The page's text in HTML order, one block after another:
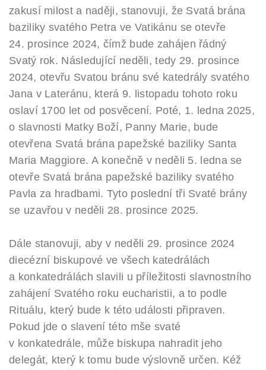
zakusí milost a naději, stanovuji, že Svatá brána
baziliky svatého Petra ve Vatikánu se otevře
24. prosince 2024, čímž bude zahájen řádný
Svatý rok. Následující neděli, tedy 29. prosince
2024, otevřu Svatou bránu své katedrály svatého
Jana v Lateránu, která 9. listopadu tohoto roku
oslaví 1700 let od posvěcení. Poté, 1. ledna 2025,
o slavnosti Matky Boží, Panny Marie, bude
otevřena Svatá brána papežské baziliky Santa
Maria Maggiore. A konečně v neděli 5. ledna se
otevře Svatá brána papežské baziliky svatého
Pavla za hradbami. Tyto poslední tři Svaté brány
se uzavřou v neděli 28. prosince 2025.
Dále stanovuji, aby v neděli 29. prosince 2024
diecézní biskupové ve všech katedrálách
a konkatedrálách slavili u příležitosti slavnostního
zahájení Svatého roku eucharistii, a to podle
Rituálu, který bude k této události připraven.
Pokud jde o slavení této mše svaté
v konkatedrále, může biskupa nahradit jeho
delegát, který k tomu bude výslovně určen. Kéž